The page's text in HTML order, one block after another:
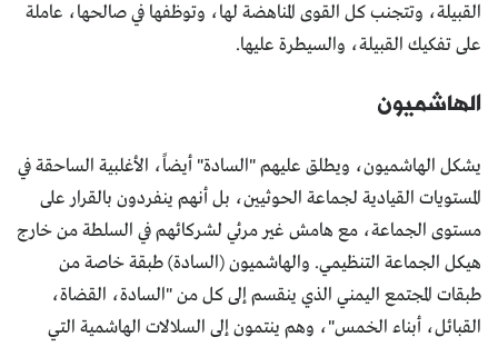
القبيلة، وتتجنب كل القوى المناهضة لها، وتوظفها في صالحها، عاملة
على تفكيك القبيلة، والسيطرة عليها.
الهاشميون
يشكل الهاشميون، ويطلق عليهم "السادة" أيضاً، الأغلبية الساحقة في
المستويات القيادية لجماعة الحوثيين، بل أنهم ينفردون بالقرار على
مستوى الجماعة، مع هامش غير مرئي لشركائهم في السلطة من خارج
هيكل الجماعة التنظيمي. والهاشميون (السادة) طبقة خاصة من
طبقات المجتمع اليمني الذي ينقسم إلى كل من "السادة، القضاة،
القبائل، أبناء الخمس"، وهم ينتمون إلى السلالات الهاشمية التي